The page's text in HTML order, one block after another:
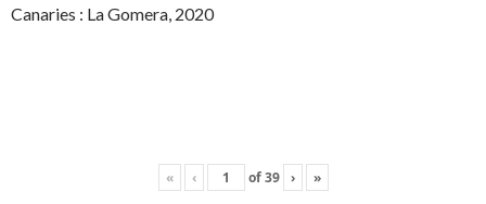
Canaries : La Gomera, 2020
« ‹ of39 › »